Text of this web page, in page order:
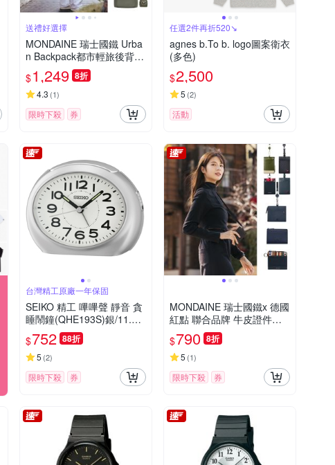
送禮好選擇
MONDAINE 瑞士國鐵 Urba
n Backpack都市輕旅後背包
+小零錢包(多款任選)
$1,249 8折
4.3 (1)
限時下殺 券
任選2件再折520↘
agnes b.To b. logo圖案衛衣
(多色)
$2,500
5 (2)
活動
台灣精工原廠一年保固
SEIKO 精工 嗶嗶聲 靜音 貪
睡鬧鐘(QHE193S)銀/11.2X
8.8cm
$752 88折
5 (2)
限時下殺 券
MONDAINE 瑞士國鐵x 德國
紅點 聯合品牌 牛皮證件套/
零錢包/鑰匙包 ( 多款任選 )
$790 8折
5 (1)
限時下殺 券